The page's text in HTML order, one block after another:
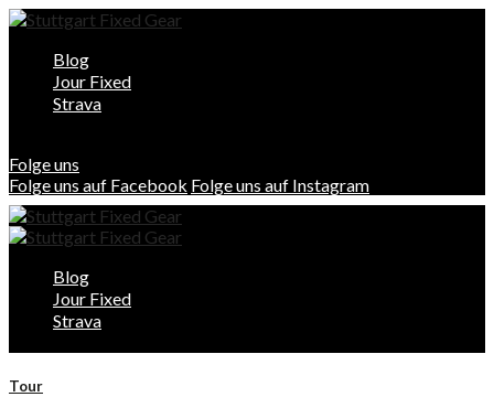
Blog
Jour Fixed
Strava
Folge uns
Folge uns auf Facebook Folge uns auf Instagram
Blog
Jour Fixed
Strava
Tour